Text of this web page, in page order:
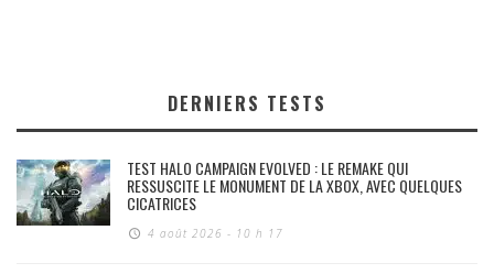
DERNIERS TESTS
TEST HALO CAMPAIGN EVOLVED : LE REMAKE QUI
RESSUSCITE LE MONUMENT DE LA XBOX, AVEC QUELQUES
CICATRICES
4 août 2026 - 10 h 17